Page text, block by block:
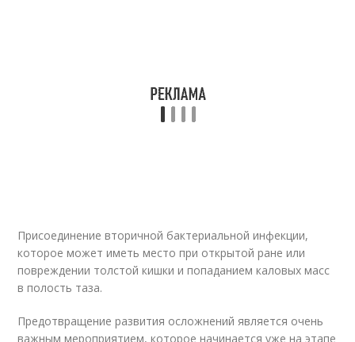
Присоединение вторичной бактериальной инфекции,
которое может иметь место при открытой ране или
повреждении толстой кишки и попаданием каловых масс
в полость таза.
Предотвращение развития осложнений является очень
важным мероприятием, которое начинается уже на этапе